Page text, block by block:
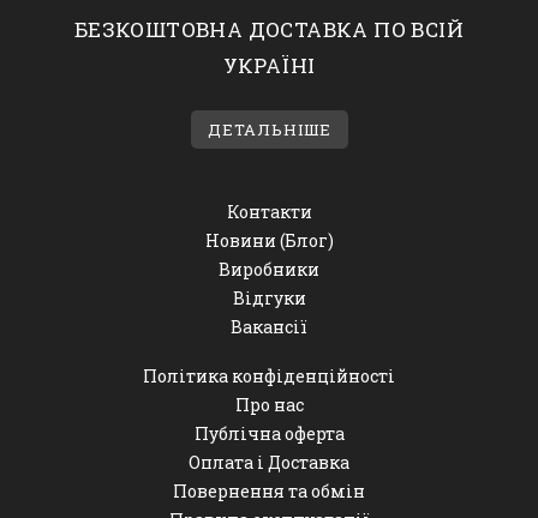
БЕЗКОШТОВНА ДОСТАВКА ПО ВСІЙ
УКРАЇНІ
ДЕТАЛЬНІШЕ
Контакти
Новини (Блог)
Виробники
Відгуки
Вакансії
Політика конфіденційності
Про нас
Публічна оферта
Оплата і Доставка
Повернення та обмін